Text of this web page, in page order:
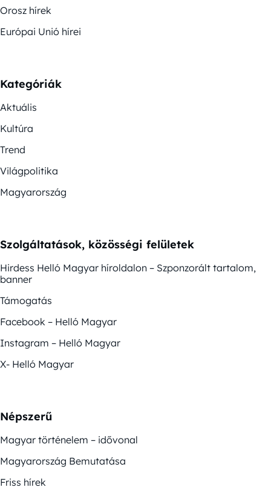
Orosz hírek
Európai Unió hírei
Kategóriák
Aktuális
Kultúra
Trend
Világpolitika
Magyarország
Szolgáltatások, közösségi felületek
Hirdess Helló Magyar híroldalon – Szponzorált tartalom,
banner
Támogatás
Facebook – Helló Magyar
Instagram – Helló Magyar
X- Helló Magyar
Népszerű
Magyar történelem – idővonal
Magyarország Bemutatása
Friss hírek